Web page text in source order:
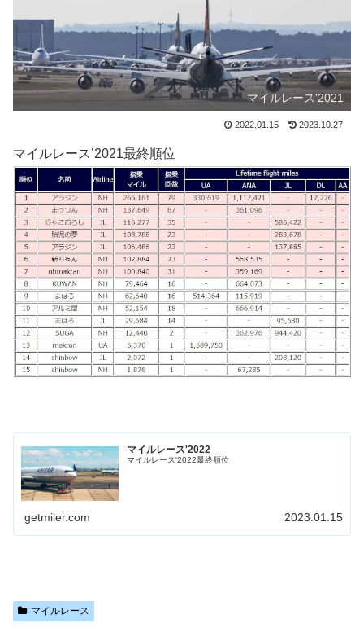
マイルレース'2021
2022.01.15 2023.10.27
マイルレース’2021最終順位
マイルレース'2022
マイルレース'2022最終順位
getmiler.com 2023.01.15
マイルレース